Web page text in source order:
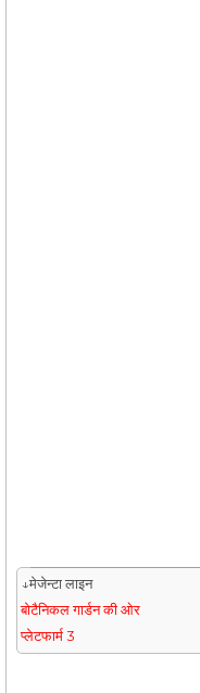
↓मेजेन्टा लाइन
बोटैनिकल गार्डन की ओर
प्लेटफार्म 3